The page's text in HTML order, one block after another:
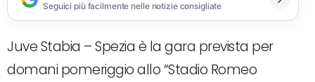
Seguici più facilmente nelle notizie consigliate
Juve Stabia – Spezia è la gara prevista per
domani pomeriggio allo “Stadio Romeo